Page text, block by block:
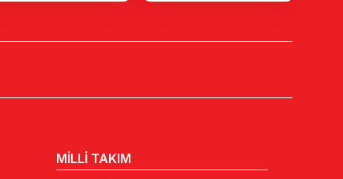
MİLLİ TAKIM